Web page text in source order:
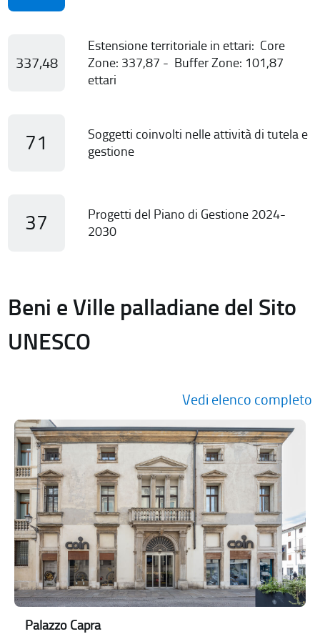
337,48
Estensione territoriale in ettari: Core
Zone: 337,87 - Buffer Zone: 101,87
ettari
71
Soggetti coinvolti nelle attività di tutela e
gestione
37
Progetti del Piano di Gestione 2024-
2030
Beni e Ville palladiane del Sito
UNESCO
Vedi elenco completo
Palazzo Capra